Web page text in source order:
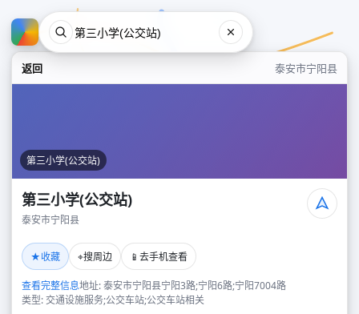
返回 泰安市宁阳县
第三小学(公交站)
第三小学(公交站)
泰安市宁阳县
★收藏 ⌖搜周边 📱 去手机查看
查看完整信息地址: 泰安市宁阳县宁阳3路;宁阳6路;宁阳7004路
类型: 交通设施服务;公交车站;公交车站相关